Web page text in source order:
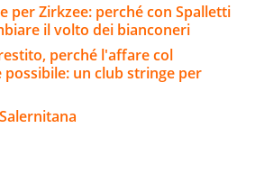
per Zirkzee: perché con Spalletti
il volto dei bianconeri
perché l'affare col
un club stringe per